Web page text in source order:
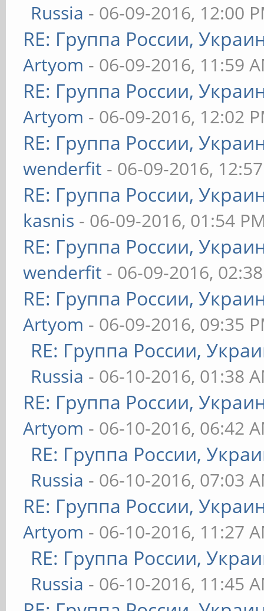
Russia - 06-09-2016, 12:00
RE: Группа России,
Artyom - 06-09-2016, 11:59
RE: Группа России,
Artyom - 06-09-2016, 12:02
RE: Группа России,
wenderfit - 06-09-2016,
RE: Группа России,
kasnis - 06-09-2016, 01:54
RE: Группа России,
wenderfit - 06-09-2016,
RE: Группа России,
Artyom - 06-09-2016, 09:35
RE: Группа России,
Russia - 06-10-2016, 01:38
RE: Группа России,
Artyom - 06-10-2016, 06:42
RE: Группа России,
Russia - 06-10-2016, 07:03
RE: Группа России,
Artyom - 06-10-2016, 11:27
RE: Группа России,
Russia - 06-10-2016, 11:45